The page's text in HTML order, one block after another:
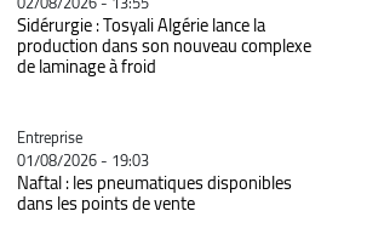
Sidérurgie : Tosyali Algérie lance la
production dans son nouveau complexe
de laminage à froid
Catégorie
Entreprise
01/08/2026 - 19:03
Naftal : les pneumatiques disponibles
dans les points de vente